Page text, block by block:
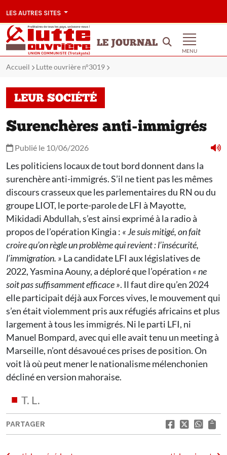
LES AUTRES SITES
LE JOURNAL
MENU
Accueil Lutte ouvrière n°3019
LEUR SOCIÉTÉ
Surenchères anti-immigrés
Publié le 10/06/2026
Les politiciens locaux de tout bord donnent dans la
surenchère anti-immigrés. S’il ne tient pas les mêmes
discours crasseux que les parlementaires du RN ou du
groupe LIOT, le porte-parole de LFI à Mayotte,
Mikidadi Abdullah, s’est ainsi exprimé à la radio à
propos de l’opération Kingia : « Je suis mitigé, on fait
croirequ’on règle un problème qui revient : l’insécurité,
l’immigration. » La candidate LFI aux législatives de
2022, Yasmina Aouny, a déploré que l’opération « ne
soit pas suffisamment efficace ». Il faut dire qu’en 2024
elle participait déjà aux Forces vives, le mouvement qui
s’en était violemment pris aux réfugiés africains et plus
largement à tous les immigrés. Ni le parti LFI, ni
Manuel Bompard, avec qui elle avait tenu un meeting à
Marseille, n’ont désavoué ces prises de position. On
voit là où peut mener le nationalisme mélenchonien
décliné en version mahoraise.
T. L.
PARTAGER